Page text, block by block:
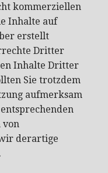
kommerziellen
Inhalte auf
erstellt
Dritter
Inhalte Dritter
Sie trotzdem
aufmerksam
von
derartige